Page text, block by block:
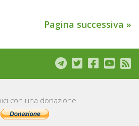
Pagina successiva »
con una donazione